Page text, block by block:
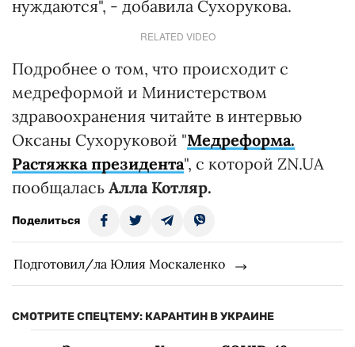
нуждаются", - добавила Сухорукова.
RELATED VIDEO
Подробнее о том, что происходит с
медреформой и Министерством
здравоохранения читайте в интервью
Оксаны Сухоруковой "Медреформа.
Растяжка президента", с которой ZN.UA
пообщалась Алла Котляр.
Поделиться
Подготовил/ла Юлия Москаленко
СМОТРИТЕ СПЕЦТЕМУ: КАРАНТИН В УКРАИНЕ